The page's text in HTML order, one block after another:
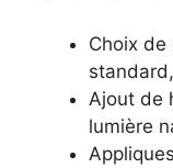
Choix de
Ajout de
lumière